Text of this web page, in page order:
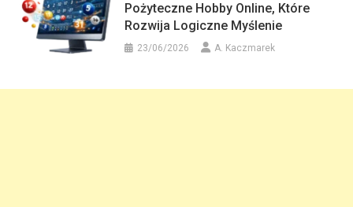
Pożyteczne Hobby Online, Które
Rozwija Logiczne Myślenie
23/06/2026 A. Kaczmarek